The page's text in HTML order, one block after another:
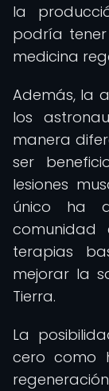
la
podría
medicina
Además, la
los
manera
ser
lesiones
único ha
terapias
mejorar la
Tierra.
La
cero como